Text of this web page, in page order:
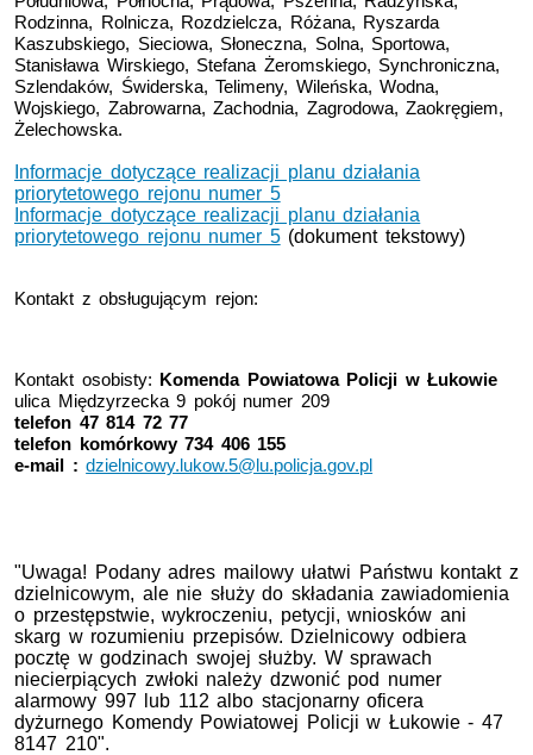
Rodzinna, Rolnicza, Rozdzielcza, Różana, Ryszarda
Kaszubskiego, Sieciowa, Słoneczna, Solna, Sportowa,
Stanisława Wirskiego, Stefana Żeromskiego, Synchroniczna,
Szlendaków, Świderska, Telimeny, Wileńska, Wodna,
Wojskiego, Zabrowarna, Zachodnia, Zagrodowa, Zaokręgiem,
Żelechowska.
Informacje dotyczące realizacji planu działania
priorytetowego rejonu numer 5
Informacje dotyczące realizacji planu działania
priorytetowego rejonu numer 5(dokument tekstowy)
Kontakt z obsługującym rejon:
Kontakt osobisty:
Komenda Powiatowa Policji w Łukowie
ulica Międzyrzecka 9 pokój numer 209
telefon 47 814 72 77
telefon komórkowy 734 406 155
e-mail :dzielnicowy.lukow.5@lu.policja.gov.pl
"Uwaga! Podany adres mailowy ułatwi Państwu kontakt z
dzielnicowym, ale nie służy do składania zawiadomienia
o przestępstwie, wykroczeniu, petycji, wniosków ani
skarg w rozumieniu przepisów. Dzielnicowy odbiera
pocztę w godzinach swojej służby. W sprawach
niecierpiących zwłoki należy dzwonić pod numer
alarmowy 997 lub 112 albo stacjonarny oficera
dyżurnego Komendy Powiatowej Policji w Łukowie - 47
8147 210".